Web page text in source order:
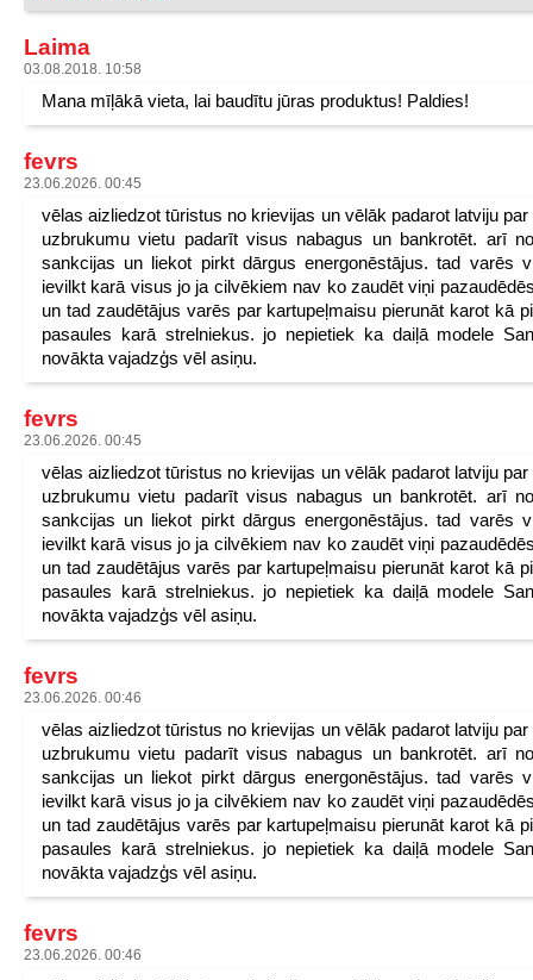
Laima
03.08.2018. 10:58
Mana mīļākā vieta, lai baudītu jūras produktus! Paldies!
fevrs
23.06.2026. 00:45
vēlas aizliedzot tūristus no krievijas un vēlāk padarot latviju par
uzbrukumu vietu padarīt visus nabagus un bankrotēt. arī
sankcijas un liekot pirkt dārgus energonēstājus. tad varēs
ievilkt karā visus jo ja cilvēkiem nav ko zaudēt viņi
un tad zaudētājus varēs par kartupeļmaisu pierunāt karot kā
pasaules karā strelniekus. jo nepietiek ka daiļā modele
novākta vajadzģs vēl asiņu.
fevrs
23.06.2026. 00:45
vēlas aizliedzot tūristus no krievijas un vēlāk padarot latviju par
uzbrukumu vietu padarīt visus nabagus un bankrotēt. arī
sankcijas un liekot pirkt dārgus energonēstājus. tad varēs
ievilkt karā visus jo ja cilvēkiem nav ko zaudēt viņi
un tad zaudētājus varēs par kartupeļmaisu pierunāt karot kā
pasaules karā strelniekus. jo nepietiek ka daiļā modele
novākta vajadzģs vēl asiņu.
fevrs
23.06.2026. 00:46
vēlas aizliedzot tūristus no krievijas un vēlāk padarot latviju par
uzbrukumu vietu padarīt visus nabagus un bankrotēt. arī
sankcijas un liekot pirkt dārgus energonēstājus. tad varēs
ievilkt karā visus jo ja cilvēkiem nav ko zaudēt viņi
un tad zaudētājus varēs par kartupeļmaisu pierunāt karot kā
pasaules karā strelniekus. jo nepietiek ka daiļā modele
novākta vajadzģs vēl asiņu.
fevrs
23.06.2026. 00:46